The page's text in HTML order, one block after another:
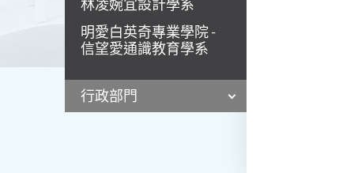
林凌婉宜設計學系
明愛白英奇專業學院 -
信望愛通識教育學系
行政部門